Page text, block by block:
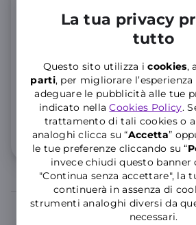
La tua privacy
tutto
Questo sito utilizza icookies,
parti, per migliorare
adeguare le pubblicità alle tue
indicato nellaCookies Policy.
trattamento di tali cookies o
analoghi clicca su “Accetta”
le tue preferenze cliccando su “P
invece chiudi questo banner
"Continua senza accettare", la
continuerà in assenza di
strumenti analoghi diversi da
necessari.
Rateizza con per 36
19 al mese
Anticipo Zero,Tan4,11 % Taeg4,19
Importo totale del credito649,90€
691,92€
Dettaglio costi